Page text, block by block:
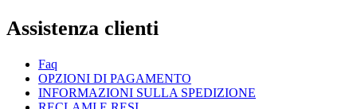
Assistenza clienti
Faq
OPZIONI DI PAGAMENTO
INFORMAZIONI SULLA SPEDIZIONE